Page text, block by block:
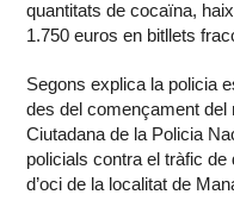
quantitats de cocaïna,
1.750 euros en bitllets
Segons explica la policia
des del començament
Ciutadana de la Policia
policials contra el tràfic
d’oci de la localitat de